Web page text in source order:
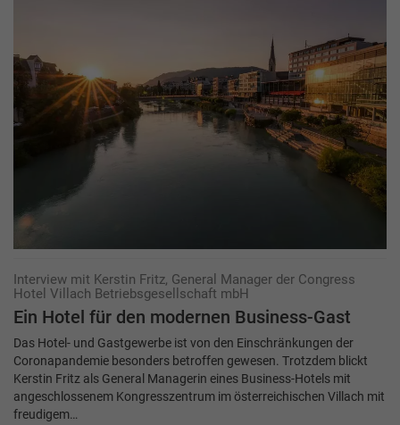
Interview mit Kerstin Fritz, General Manager der Congress
Hotel Villach Betriebsgesellschaft mbH
Ein Hotel für den modernen Business-Gast
Das Hotel- und Gastgewerbe ist von den Einschränkungen der
Coronapandemie besonders betroffen gewesen. Trotzdem blickt
Kerstin Fritz als General Managerin eines Business-Hotels mit
angeschlossenem Kongresszentrum im österreichischen Villach mit
freudigem…